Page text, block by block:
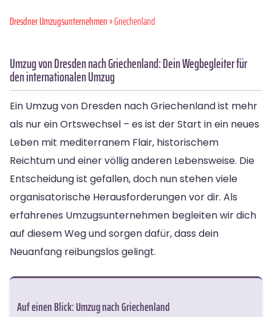
Dresdner Umzugsunternehmen» Griechenland
Umzug von Dresden nach Griechenland: Dein Wegbegleiter für
den internationalen Umzug
Ein Umzug von Dresden nach Griechenland ist mehr
als nur ein Ortswechsel – es ist der Start in ein neues
Leben mit mediterranem Flair, historischem
Reichtum und einer völlig anderen Lebensweise. Die
Entscheidung ist gefallen, doch nun stehen viele
organisatorische Herausforderungen vor dir. Als
erfahrenes Umzugsunternehmen begleiten wir dich
auf diesem Weg und sorgen dafür, dass dein
Neuanfang reibungslos gelingt.
Auf einen Blick: Umzug nach Griechenland